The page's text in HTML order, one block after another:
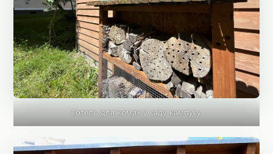
Готель для комах у саду кампусу